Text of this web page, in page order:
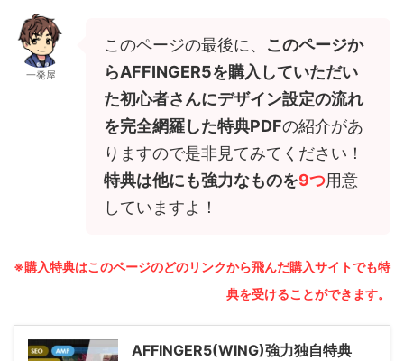
一発屋
このページの最後に、 このページか
らAFFINGER5を購入していただい
た初心者さんにデザイン設定の流れ
を完全網羅した特典PDFの紹介があ
りますので是非見てみてください！
特典は他にも強力なものを9つ用意
していますよ！
※購入特典はこのページのどのリンクから飛んだ購入サイトでも特
典を受けることができます。
AFFINGER5(WING)強力独自特典